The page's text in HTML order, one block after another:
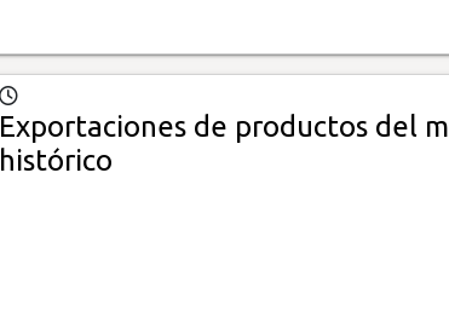
Exportaciones de productos del
histórico